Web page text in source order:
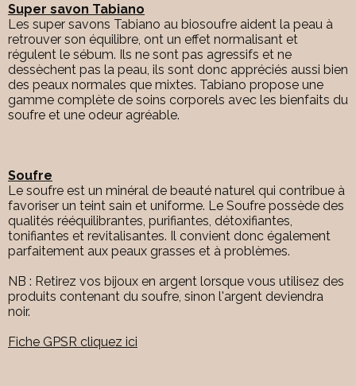
Super savon Tabiano
Les super savons Tabiano au biosoufre aident la peau à
retrouver son équilibre, ont un effet normalisant et
régulent le sébum. Ils ne sont pas agressifs et ne
dessèchent pas la peau, ils sont donc appréciés aussi bien
des peaux normales que mixtes. Tabiano propose une
gamme complète de soins corporels avec les bienfaits du
soufre et une odeur agréable.
Soufre
Le soufre est un minéral de beauté naturel qui contribue à
favoriser un teint sain et uniforme. Le Soufre possède des
qualités rééquilibrantes, purifiantes, détoxifiantes,
tonifiantes et revitalisantes. Il convient donc également
parfaitement aux peaux grasses et à problèmes.
NB : Retirez vos bijoux en argent lorsque vous utilisez des
produits contenant du soufre, sinon l'argent deviendra
noir.
Fiche GPSR cliquez ici